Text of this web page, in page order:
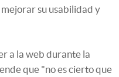
su usabilidad y
a la web durante la
que "no es cierto que